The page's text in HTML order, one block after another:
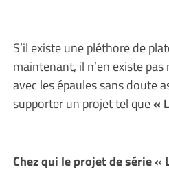
S’il existe une pléthore de
maintenant, il n’en existe
avec les épaules sans doute
supporter un projet tel que«
Chez qui le projet de série «